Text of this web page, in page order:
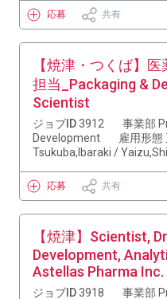
応募 共有
【焼津・つくば】
担当_Packaging &
Scientist
ジョブID3912 事業部
Development
雇用形態
Tsukuba,Ibaraki /
応募 共有
【焼津】Scientist,
Development,
Astellas Pharma Inc.
ジョブID3918 事業部